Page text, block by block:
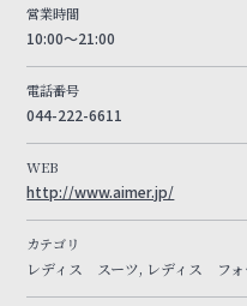
営業時間
10:00～21:00
電話番号
044-222-6611
WEB
http://www.aimer.jp/
カテゴリ
レディス スーツ, レディス フォ